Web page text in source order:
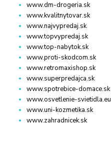
www.dm-drogeria.sk
www.kvalitnytovar.sk
www.najvypredaj.sk
www.topvypredaj.sk
www.top-nabytok.sk
www.proti-skodcom.sk
www.retromaxishop.sk
www.superpredajca.sk
www.spotrebice-domace.sk
www.osvetlenie-svietidla.eu
www.uni-kozmetika.sk
www.zahradnicek.sk